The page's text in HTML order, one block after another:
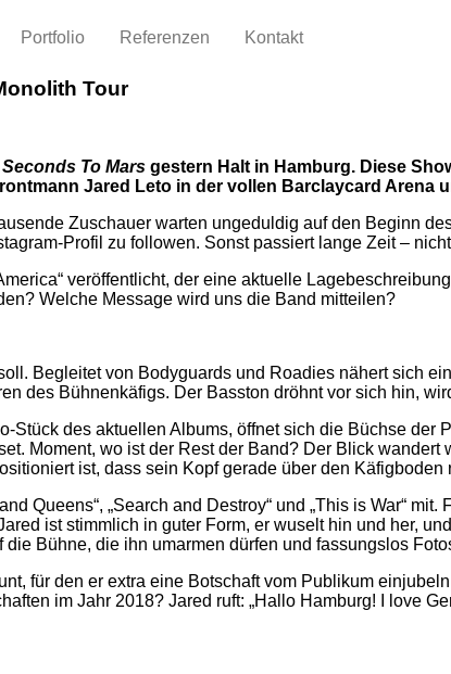
Portfolio Referenzen Kontakt
Tour
To Mars gestern Halt in Hamburg. Diese
Jared Leto in der vollen Barclaycard Arena
Zuschauer warten ungeduldig auf den Beginn
Profil zu followen. Sonst passiert lange Zeit –
veröffentlicht, der eine aktuelle
Welche Message wird uns die Band mitteilen?
Begleitet von Bodyguards und Roadies nähert sich
des Bühnenkäfigs. Der Basston dröhnt vor sich hin,
Stück des aktuellen Albums, öffnet sich die Büchse der
Moment, wo ist der Rest der Band? Der Blick
ist, dass sein Kopf gerade über den
Queens“, „Search and Destroy“ und „This is War“
ist stimmlich in guter Form, er wuselt hin und her,
Bühne, die ihn umarmen dürfen und fassungslos
für den er extra eine Botschaft vom Publikum
im Jahr 2018? Jared ruft: „Hallo Hamburg! I love